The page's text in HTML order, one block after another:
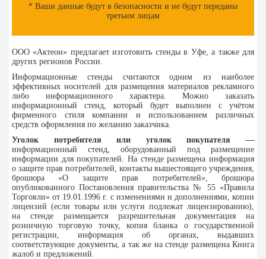
* Ваши данные будут в безопасности и не будут переданы
третьим лицам
ООО «Актеон» предлагает изготовить стенды в Уфе, а также для
других регионов России.
Информационные стенды считаются одним из наиболее
эффективных носителей для размещения материалов рекламного
либо информационного характера. Можно заказать
информационный стенд, который будет выполнен с учётом
фирменного стиля компании и использованием различных
средств оформления по желанию заказчика.
Уголок потребителя или уголок покупателя —
информационный стенд, оборудованный под размещение
информации для покупателей. На стенде размещена информация
о защите прав потребителей, контакты вышестоящего учреждения,
брошюра «О защите прав потребителей», брошюра
опубликованного Постановления правительства № 55 «Правила
Торговли» от 19.01.1996 г. с изменениями и дополнениями, копии
лицензий (если товары или услуги подлежат лицензированию),
на стенде размещается разрешительная документация на
розничную торговую точку, копия бланка о государственной
регистрации, информация об органах, выдавших
соответствующие документы, а так же на стенде размещена Книга
жалоб и предложений.